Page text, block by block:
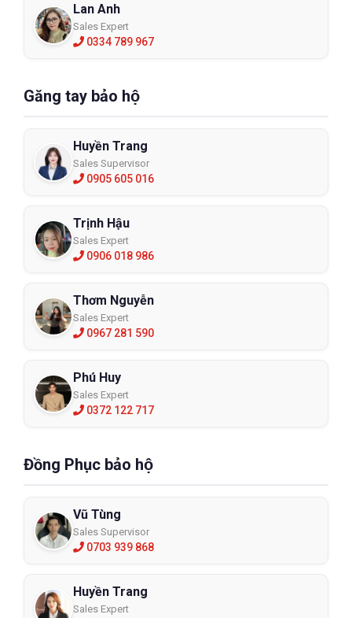
Lan Anh
Sales Expert
0334 789 967
Găng tay bảo hộ
Huyền Trang
Sales Supervisor
0905 605 016
Trịnh Hậu
Sales Expert
0906 018 986
Thơm Nguyễn
Sales Expert
0967 281 590
Phú Huy
Sales Expert
0372 122 717
Đồng Phục bảo hộ
Vũ Tùng
Sales Supervisor
0703 939 868
Huyền Trang
Sales Expert